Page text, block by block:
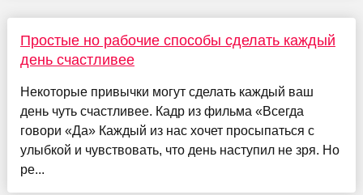
Простые но рабочие способы сделать каждый
день счастливее
Некоторые привычки могут сделать каждый ваш
день чуть счастливее. Кадр из фильма «Всегда
говори «Да» Каждый из нас хочет просыпаться с
улыбкой и чувствовать, что день наступил не зря. Но
ре...